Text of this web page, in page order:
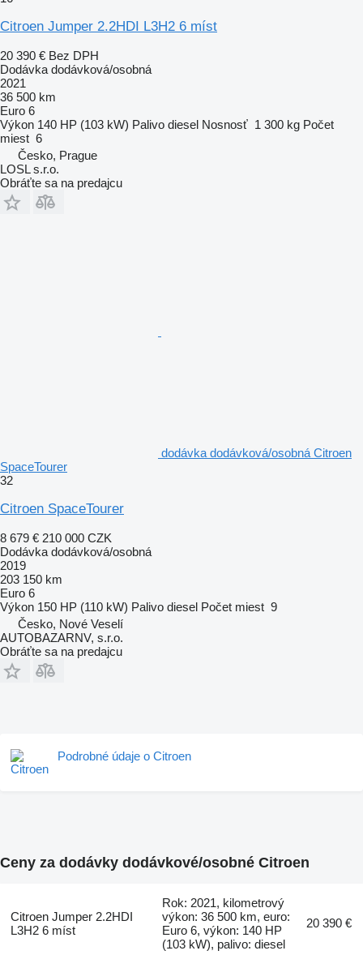
Citroen Jumper 2.2HDI L3H2 6 míst
20 390 € Bez DPH
Dodávka dodávková/osobná
2021
36 500 km
Euro 6
Výkon 140 HP (103 kW) Palivo diesel Nosnosť 1 300 kg Počet
miest 6
Česko, Prague
LOSL s.r.o.
Obráťte sa na predajcu
dodávka dodávková/osobná Citroen
SpaceTourer
32
Citroen SpaceTourer
8 679 € 210 000 CZK
Dodávka dodávková/osobná
2019
203 150 km
Euro 6
Výkon 150 HP (110 kW) Palivo diesel Počet miest 9
Česko, Nové Veselí
AUTOBAZARNV, s.r.o.
Obráťte sa na predajcu
Podrobné údaje o Citroen
Ceny za dodávky dodávkové/osobné Citroen
Citroen Jumper 2.2HDI
L3H2 6 míst
Rok: 2021, kilometrový
výkon: 36 500 km, euro:
Euro 6, výkon: 140 HP
(103 kW), palivo: diesel
20 390 €